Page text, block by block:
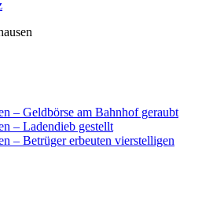
– Geldbörse am Bahnhof geraubt
– Ladendieb gestellt
– Betrüger erbeuten vierstelligen